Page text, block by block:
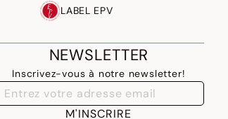
LABEL EPV
NEWSLETTER
Inscrivez-vous à notre newsletter!
M'INSCRIRE